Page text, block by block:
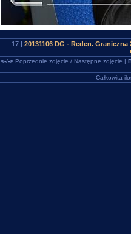
17 | 20131106 DG - Reden.
<-/->Poprzednie zdjęcie / Następne zdjęcie |
Całkowita